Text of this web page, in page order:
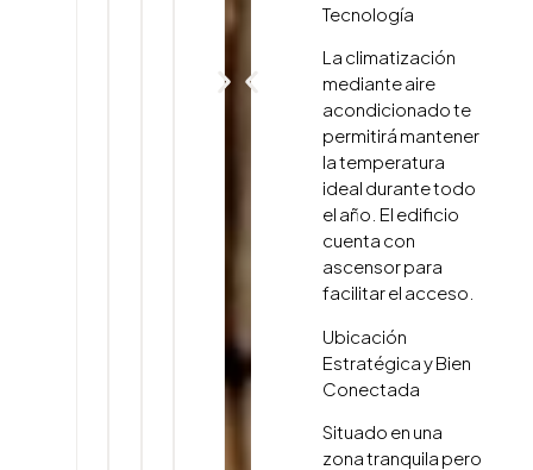
Tecnología
La climatización
mediante aire
acondicionado te
permitirá mantener
la temperatura
ideal durante todo
el año. El edificio
cuenta con
ascensor para
facilitar el acceso.
Ubicación
Estratégica y Bien
Conectada
Situado en una
zona tranquila pero